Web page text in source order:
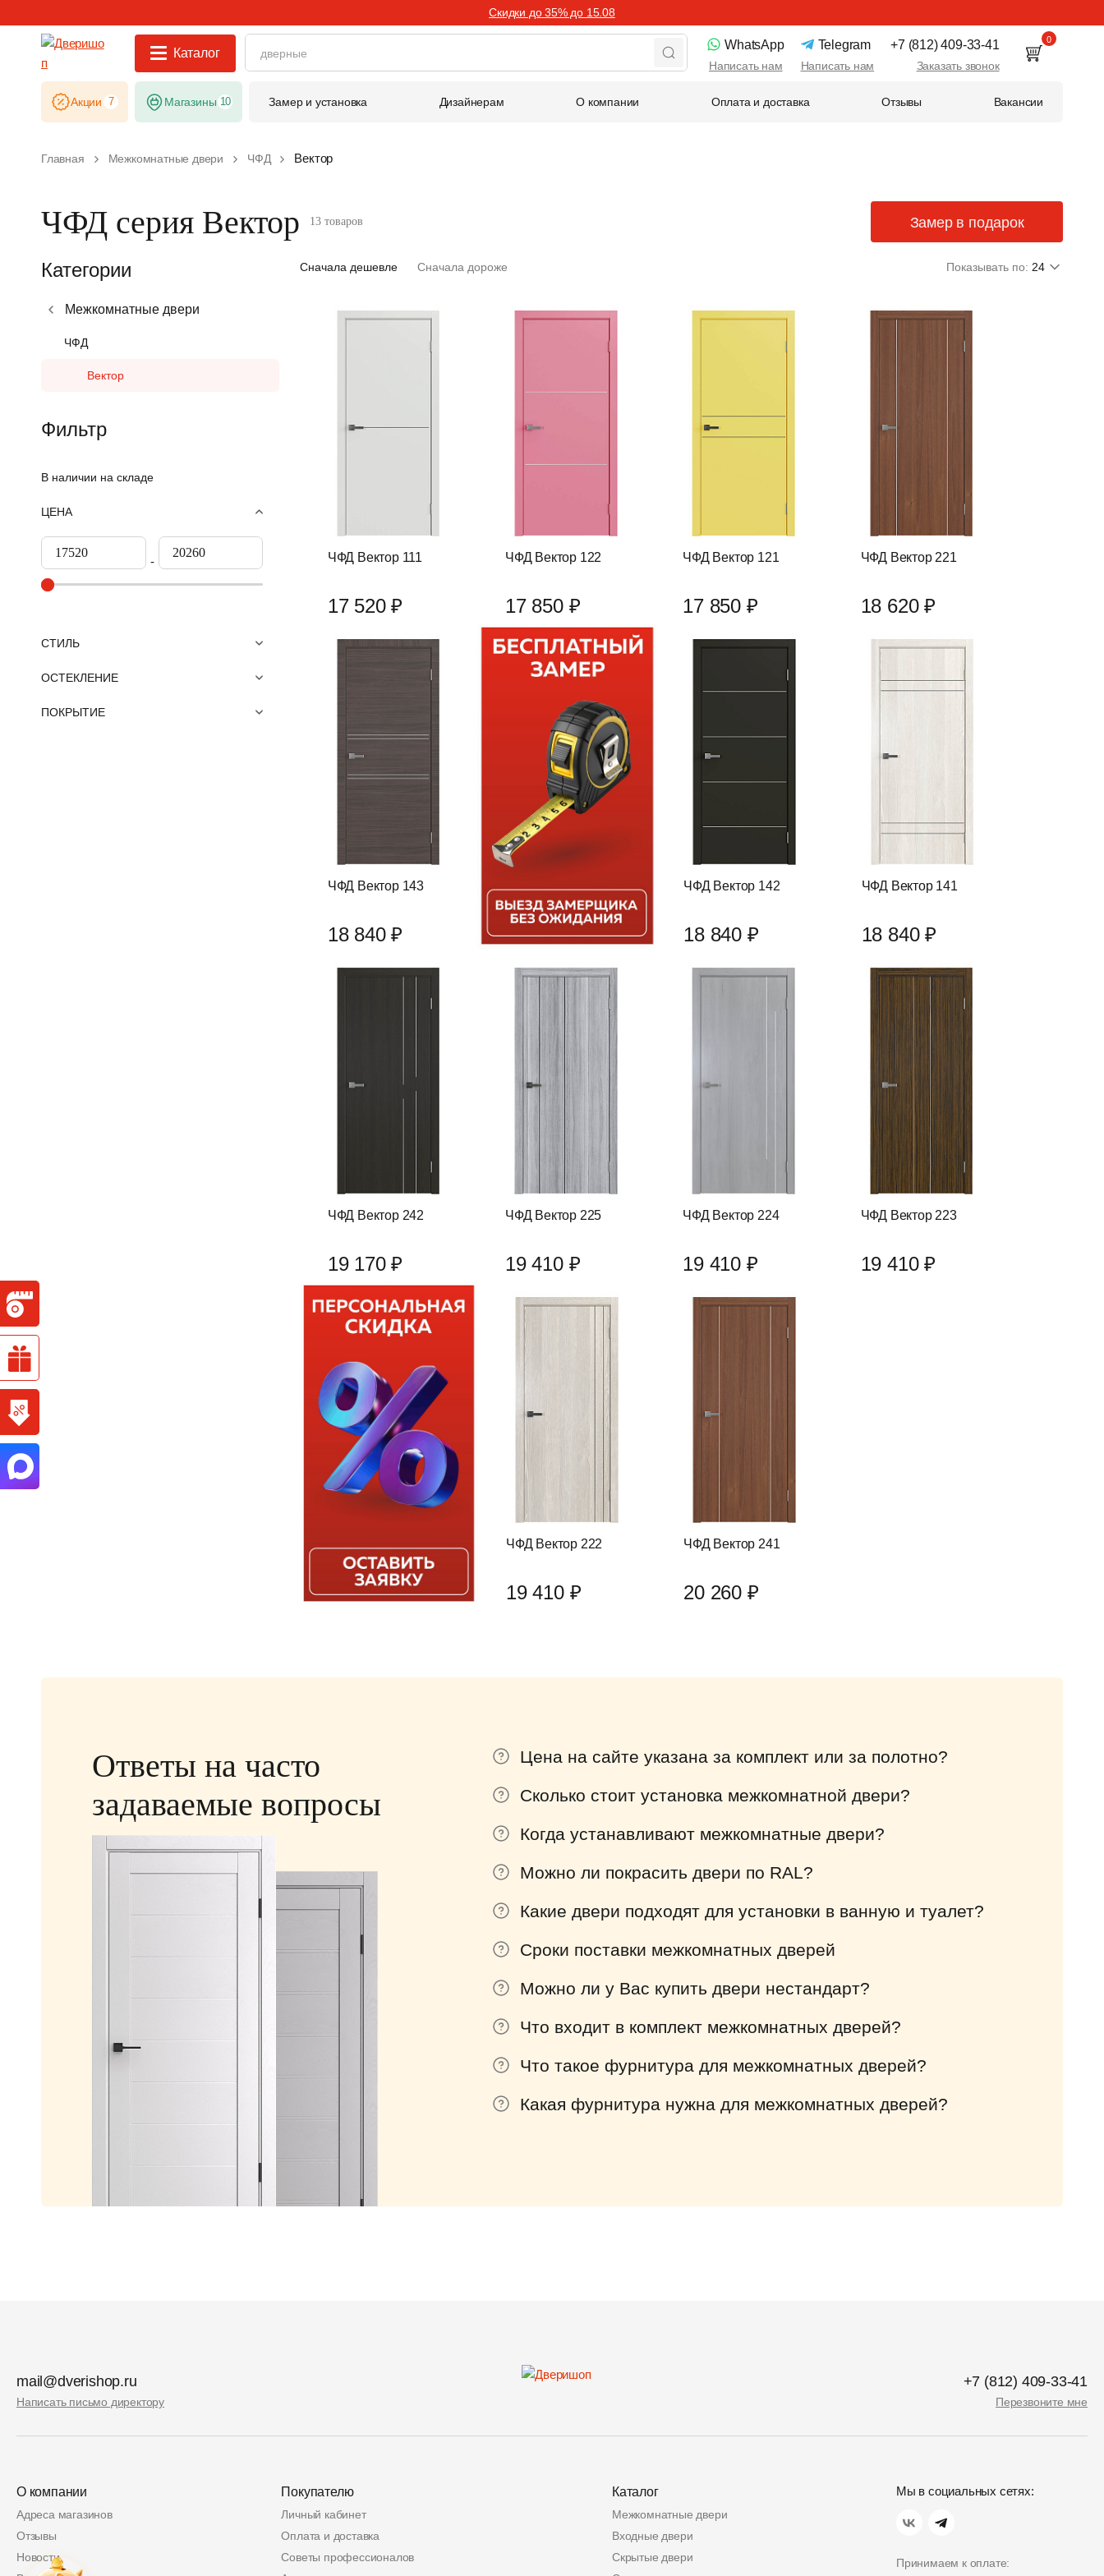
Скидки до 35% до 15.08
Каталог
WhatsApp
Написать нам
Telegram
Написать нам
+7 (812) 409-33-41
Заказать звонок
0
Акции 7 Магазины 10 Замер и установка Дизайнерам О компании Оплата и доставка Отзывы Вакансии
Главная Межкомнатные двери ЧФД Вектор
ЧФД серия Вектор 13 товаров Замер в подарок
Категории
Межкомнатные двери
ЧФД
Вектор
Фильтр
В наличии на складе
ЦЕНА
СТИЛЬ
ОСТЕКЛЕНИЕ
ПОКРЫТИЕ
Сначала дешевле Сначала дороже Показывать по: 24
ЧФД Вектор 111
17 520 ₽
ЧФД Вектор 122
17 850 ₽
ЧФД Вектор 121
17 850 ₽
ЧФД Вектор 221
18 620 ₽
ЧФД Вектор 143
18 840 ₽
ЧФД Вектор 142
18 840 ₽
ЧФД Вектор 141
18 840 ₽
ЧФД Вектор 242
19 170 ₽
ЧФД Вектор 225
19 410 ₽
ЧФД Вектор 224
19 410 ₽
ЧФД Вектор 223
19 410 ₽
ЧФД Вектор 222
19 410 ₽
ЧФД Вектор 241
20 260 ₽
Ответы на часто
задаваемые вопросы
Цена на сайте указана за комплект или за полотно?
Сколько стоит установка межкомнатной двери?
Когда устанавливают межкомнатные двери?
Можно ли покрасить двери по RAL?
Какие двери подходят для установки в ванную и туалет?
Сроки поставки межкомнатных дверей
Можно ли у Вас купить двери нестандарт?
Что входит в комплект межкомнатных дверей?
Что такое фурнитура для межкомнатных дверей?
Какая фурнитура нужна для межкомнатных дверей?
mail@dverishop.ru
Написать письмо директору
+7 (812) 409-33-41
Перезвоните мне
О компании
Адреса магазинов
Отзывы
Новости
Покупателю
Личный кабинет
Оплата и доставка
Советы профессионалов
Каталог
Межкомнатные двери
Входные двери
Скрытые двери
Мы в социальных сетях:
Принимаем к оплате: